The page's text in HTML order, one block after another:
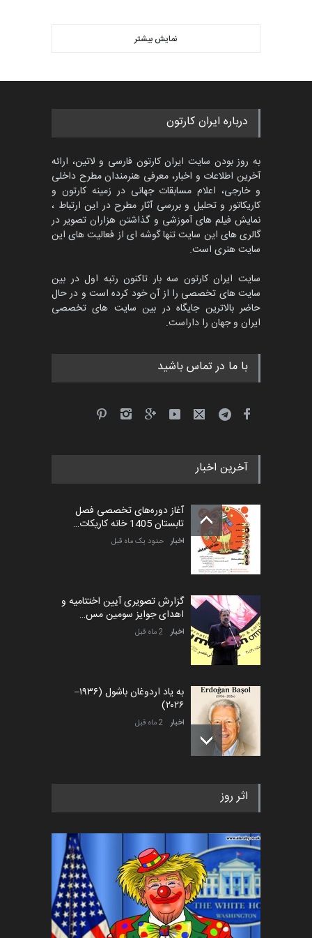
کاریکاتور «البغلی…
پنجمین مسابقۀ بین‌المللی
کارتون CARTUNION ، …
جشنواره بین‌المللی کارتون
مدارس پرتغال، ۲۰۲۷
مهلت 4 ماه دیگر
پنجمین مسابقۀ بین‌المللی
کارتون طنز «کلاه‌ای…
مهلت
گالری حدود یک ماه قبل
نمایش بیشتر
درباره ایران کارتون
به روز بودن سایت ایران کارتون فارسی و لاتین، ارائه
آخرین اطلاعات و اخبار، معرفی هنرمندان مطرح داخلی
و خارجی، اعلام مسابقات جهانی در زمینه کارتون و
کاریکاتور و تحلیل و بررسی آثار مطرح در این ارتباط ،
نمایش فیلم های آموزشی و گذاشتن هزاران تصویر در
گالری های این سایت تنها گوشه ای از فعالیت های این
سایت هنری است.
سایت ایران کارتون سه بار تاکنون رتبه اول در بین
سایت های تخصصی را از آن خود کرده است و در حال
حاضر بالاترین جایگاه در بین سایت های تخصصی
ایران و جهان را داراست.
با ما در تماس باشید
آخرین اخبار
آغاز دوره‌های تخصصی فصل
تابستان 1405 خانه کاریکات…
اخبار حدود یک ماه قبل
گزارش تصویری آیین اختتامیه و
اهدای جوایز سومین مس…
اخبار 2 ماه قبل
به یاد اردوغان باشول (۱۹۳۶–
۲۰۲۶)
اخبار 2 ماه قبل
رویداد کارگاهی کارتون و پوستر
اخبار 5 ماه قبل
فراخوان رویداد کارگاهی کارتون و
پوستر "ایران سربل…
اخبار 6 ماه قبل
اثر روز